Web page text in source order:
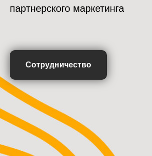
партнерского маркетинга
Сотрудничество